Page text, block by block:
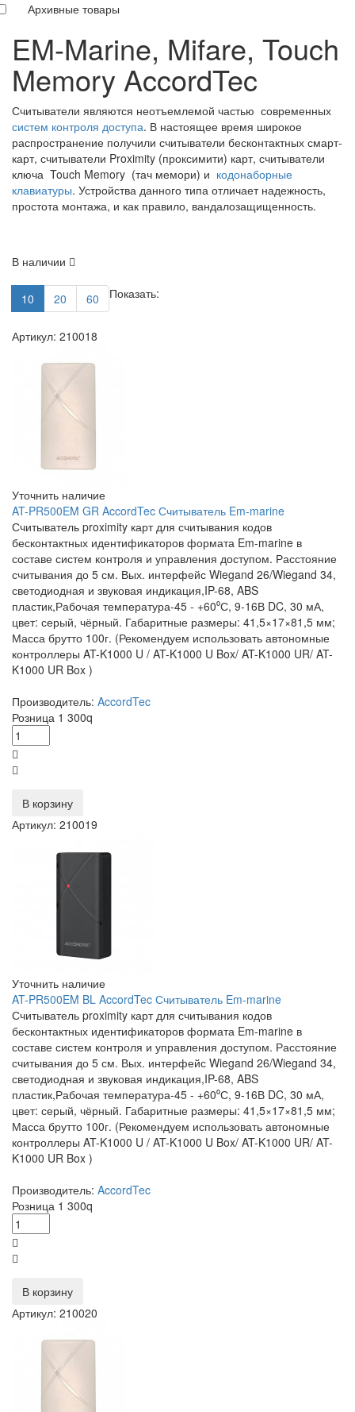
Архивные товары
EM-Marine, Mifare, Touch
Memory AccordTec
Считыватели являются неотъемлемой частью современных
систем контроля доступа. В настоящее время широкое
распространение получили считыватели бесконтактных смарт-
карт, считыватели Proximity (проксимити) карт, считыватели
ключа Touch Memory (тач мемори) и кодонаборные
клавиатуры. Устройства данного типа отличает надежность,
простота монтажа, и как правило, вандалозащищенность.
В наличии
Показать:
10 20 60
Артикул: 210018
Уточнить наличие
AT-PR500EM GR AccordTec Считыватель Em-marine
Считыватель proximity карт для считывания кодов
бесконтактных идентификаторов формата Em-marine в
составе систем контроля и управления доступом. Расстояние
считывания до 5 см. Вых. интерфейс Wiegand 26/Wiegand 34,
светодиодная и звуковая индикация,IP-68, ABS
пластик,Рабочая температура-45 - +60⁰С, 9-16В DC, 30 мА,
цвет: серый, чёрный. Габаритные размеры: 41,5×17×81,5 мм;
Масса брутто 100г. (Рекомендуем использовать автономные
контроллеры AT-K1000 U / AT-K1000 U Box/ AT-K1000 UR/ AT-
K1000 UR Box )
Производитель: AccordTec
Розница 1 300q
В корзину
Артикул: 210019
Уточнить наличие
AT-PR500EM BL AccordTec Считыватель Em-marine
Считыватель proximity карт для считывания кодов
бесконтактных идентификаторов формата Em-marine в
составе систем контроля и управления доступом. Расстояние
считывания до 5 см. Вых. интерфейс Wiegand 26/Wiegand 34,
светодиодная и звуковая индикация,IP-68, ABS
пластик,Рабочая температура-45 - +60⁰С, 9-16В DC, 30 мА,
цвет: серый, чёрный. Габаритные размеры: 41,5×17×81,5 мм;
Масса брутто 100г. (Рекомендуем использовать автономные
контроллеры AT-K1000 U / AT-K1000 U Box/ AT-K1000 UR/ AT-
K1000 UR Box )
Производитель: AccordTec
Розница 1 300q
В корзину
Артикул: 210020